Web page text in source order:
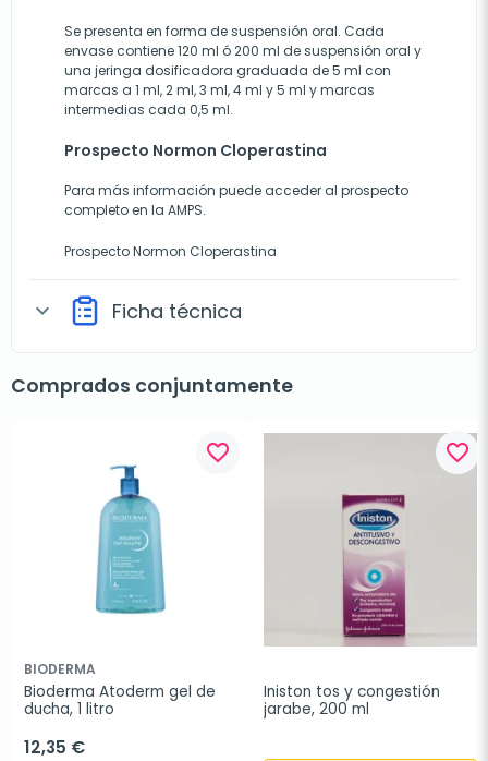
Se presenta en forma de suspensión oral. Cada
envase contiene 120 ml ó 200 ml de suspensión oral y
una jeringa dosificadora graduada de 5 ml con
marcas a 1 ml, 2 ml, 3 ml, 4 ml y 5 ml y marcas
intermedias cada 0,5 ml.
Prospecto Normon Cloperastina
Para más información puede acceder al prospecto
completo en la AMPS.
Prospecto Normon Cloperastina
expand_more Ficha técnica
Comprados conjuntamente
favorite_border
BIODERMA
Bioderma Atoderm gel de
ducha, 1 litro
12,35 €
favorite_border
Iniston tos y congestión
jarabe, 200 ml